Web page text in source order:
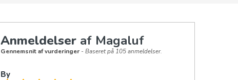
Anmeldelser af Magaluf
Gennemsnit af vurderinger - Baseret på 105 anmeldelser.
By